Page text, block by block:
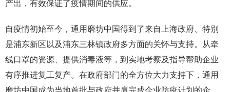
产出，有效保证了疫情期间的供应。
自疫情初始至今，通用磨坊中国得到了来自上海政府、特别
是浦东新区以及浦东三林镇政府多方面的关怀与支持。从牵
线口罩的资源、提供消毒液等，到实地考察及指导帮助企业
有序推进复工复产。在政府部门的全方位大力支持下，通用
磨坊中国成为当地首批与政府并肩完成企业防疫计划的企